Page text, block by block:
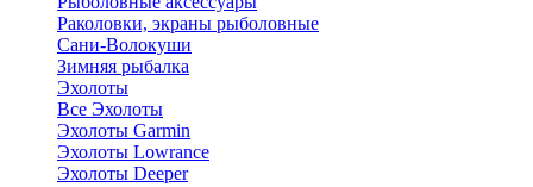
Раколовки, экраны рыболовные
Сани-Волокуши
Зимняя рыбалка
Эхолоты
Все Эхолоты
Эхолоты Garmin
Эхолоты Lowrance
Эхолоты Deeper